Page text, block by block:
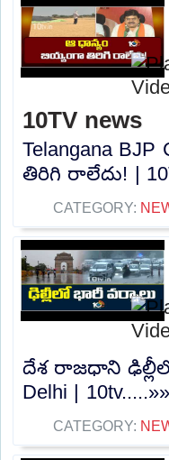
10TV news
Telangana
తిరిగి రాలేదు! |
CATEGORY:
దేశ రాజధాని ఢిల్లీలో
Delhi | 10tv.....»»
CATEGORY: